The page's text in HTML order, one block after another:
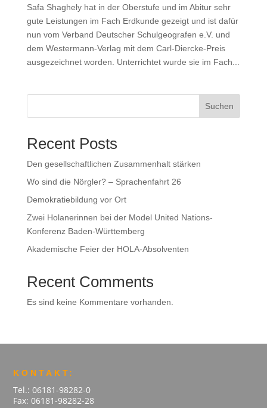
Safa Shaghely hat in der Oberstufe und im Abitur sehr
gute Leistungen im Fach Erdkunde gezeigt und ist dafür
nun vom Verband Deutscher Schulgeografen e.V. und
dem Westermann-Verlag mit dem Carl-Diercke-Preis
ausgezeichnet worden. Unterrichtet wurde sie im Fach...
Suchen
Recent Posts
Den gesellschaftlichen Zusammenhalt stärken
Wo sind die Nörgler? – Sprachenfahrt 26
Demokratiebildung vor Ort
Zwei Holanerinnen bei der Model United Nations-
Konferenz Baden-Württemberg
Akademische Feier der HOLA-Absolventen
Recent Comments
Es sind keine Kommentare vorhanden.
KONTAKT:
Tel.: 06181-98282-0
Fax: 06181-98282-28